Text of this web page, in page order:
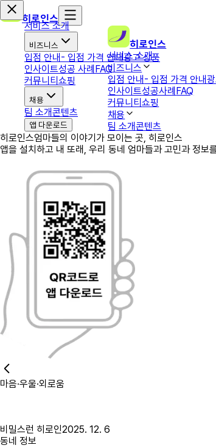
히로인스
히로인스
서비스 소개
비즈니스
입점 안내- 입점 가격 안내
인사이트성공사례FAQ
커뮤니티쇼핑
채용
팀 소개콘텐츠
서비스 소개
비즈니스
입점 안내- 입점 가격 안내광고 상품
인사이트성공 사례FAQ
커뮤니티쇼핑
채용
팀 소개콘텐츠
앱 다운로드
히로인스엄마들의 이야기가 모이는 곳, 히로인스
앱을 설치하고 내 또래, 우리 동네 엄마들과 고민과 정보
마음·우울·외로움
비밀스런 히로인2025. 12. 6
동네 정보